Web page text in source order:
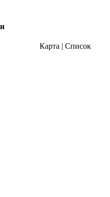
Карта | Список